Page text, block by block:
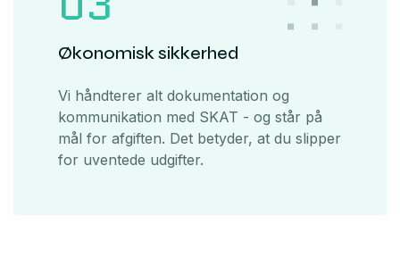
Økonomisk sikkerhed
Vi håndterer alt dokumentation og
kommunikation med SKAT - og står på
mål for afgiften. Det betyder, at du slipper
for uventede udgifter.